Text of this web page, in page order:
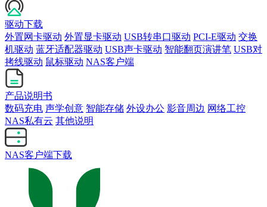
驱动下载
外置网卡驱动 外置显卡驱动 USB转串口驱动 PCI-E驱动 交换
机驱动 蓝牙适配器驱动 USB声卡驱动 智能翻页演讲笔 USB对
拷线驱动 鼠标驱动 NAS客户端
产品说明书
数码充电 声学创意 智能存储 外设办公 影音周边 网络工控
NAS私有云 其他说明
NAS客户端下载